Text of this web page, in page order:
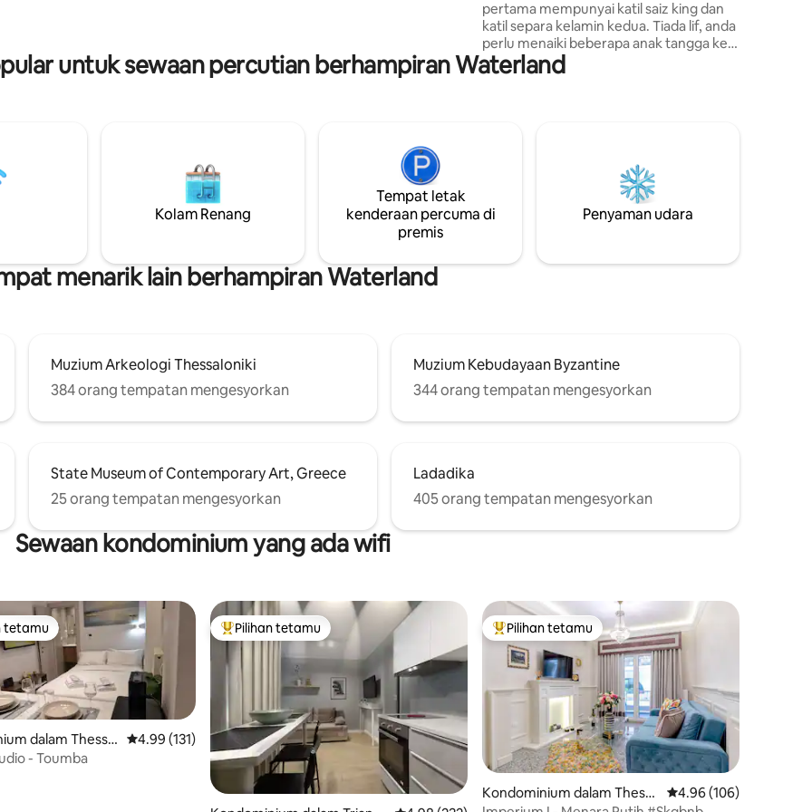
dilupakan.
pertama mempunyai katil saiz king dan
katil separa kelamin kedua. Tiada lif, anda
perlu menaiki beberapa anak tangga ke
mezanin. Penginapan kami tertakluk
kepada undang-undang POL1187/2017
mengisytiharkan penginapan anda dalam
IAPR dan gambar ID anda. Jika anda
bukan warganegara Greece,kami akan
meminta gambar ID anda
untuk sewaan percutian berhampiran Waterland
Kolam Renang
Tempat letak
kenderaan percuma di
premis
Penyaman udara
menarik lain berhampiran Waterland
Muzium Arkeologi Thessaloniki
384 orang tempatan mengesyorkan
Muzium Kebudayaan Byzantine
344 orang tempatan mengesyorkan
State Museum of Contemporary Art, Greece
25 orang tempatan mengesyorkan
Ladadika
405 orang tempatan mengesyorkan
Sewaan kondominium yang ada wifi
tetamu
tetamu
dalam Thessal Penarafan purata 4.99 daripada 5, 131 ulasan
4.99 (131)
- Toumba
Pilihan utama tetamu
Pilihan tetamu Pilihan utama tetamu
Pilihan tetamu
Kondominium dalam Thessa
Penarafan purata 4.96
4.96 (106)